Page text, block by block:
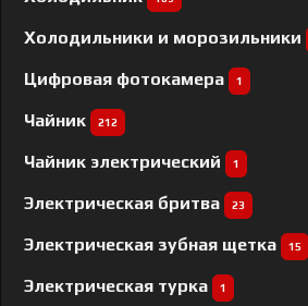
Холодильники и морозильники
Цифровая фотокамера 1
Чайник 212
Чайник электрический 1
Электрическая бритва 23
Электрическая зубная щетка 15
Электрическая турка 1